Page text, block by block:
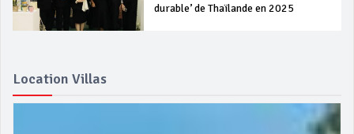
durable’ de Thaïlande en 2025
Location Villas